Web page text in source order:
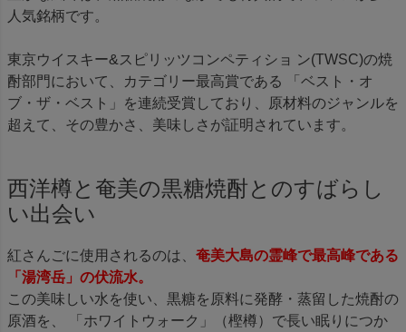
人気銘柄です。
東京ウイスキー&スピリッツコンペティショ ン(TWSC)の焼
酎部門において、カテゴリー最高賞である 「ベスト・オ
ブ・ザ・ベスト」を連続受賞しており、原材料のジャンルを
超えて、その豊かさ、美味しさが証明されています。
西洋樽と奄美の黒糖焼酎とのすばらし
い出会い
紅さんごに使用されるのは、 奄美大島の霊峰で最高峰である
「湯湾岳」の伏流水。
この美味しい水を使い、黒糖を原料に発酵・蒸留した焼酎の
原酒を、 「ホワイトウォーク」（樫樽）で長い眠りにつか